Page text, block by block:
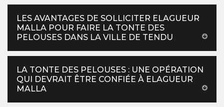
LES AVANTAGES DE SOLLICITER ELAGUEUR
MALLA POUR FAIRE LA TONTE DES
PELOUSES DANS LA VILLE DE TENDU
LA TONTE DES PELOUSES : UNE OPÉRATION
QUI DEVRAIT ÊTRE CONFIÉE À ELAGUEUR
MALLA